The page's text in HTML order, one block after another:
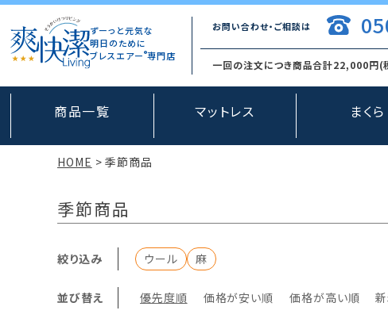
ずーっと元気な
明日のために
ブレスエアー®専門店
お問い合わせ・ご相談は
一回の注文につき商品合計22,000円(
商品一覧 マットレス まくら
HOME 季節商品
季節商品
絞り込み ウール 麻
並び替え 優先度順 価格が安い順 価格が高い順